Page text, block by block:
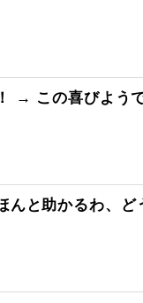
→ この喜びよう
んと助かるわ、